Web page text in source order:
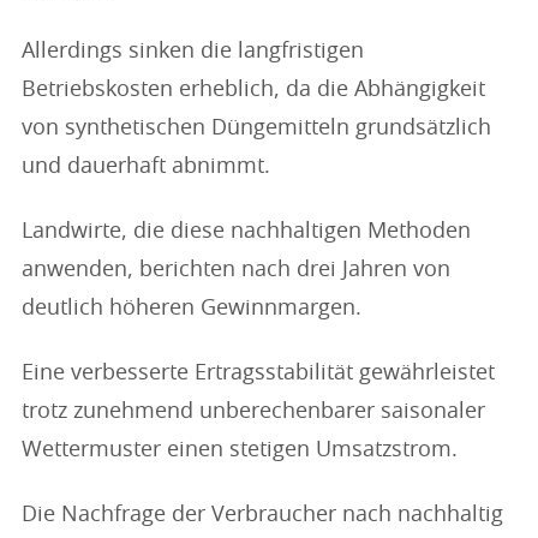
Allerdings sinken die langfristigen
Betriebskosten erheblich, da die Abhängigkeit
von synthetischen Düngemitteln grundsätzlich
und dauerhaft abnimmt.
Landwirte, die diese nachhaltigen Methoden
anwenden, berichten nach drei Jahren von
deutlich höheren Gewinnmargen.
Eine verbesserte Ertragsstabilität gewährleistet
trotz zunehmend unberechenbarer saisonaler
Wettermuster einen stetigen Umsatzstrom.
Die Nachfrage der Verbraucher nach nachhaltig